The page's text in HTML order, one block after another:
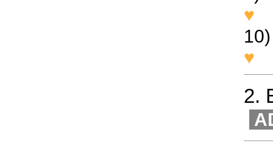
♥
10)
♥
2.